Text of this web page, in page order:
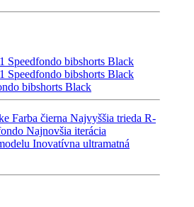
bibshorts Black
Farba čierna Najvyššia trieda R-
Najnovšia iterácia
Inovatívna ultramatná